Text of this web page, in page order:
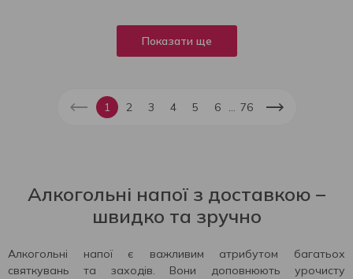
Показати ще
1 2 3 4 5 6 76
Алкогольні напої з доставкою –
швидко та зручно
Алкогольні напої є важливим атрибутом багатьох
святкувань та заходів. Вони доповнюють урочисту